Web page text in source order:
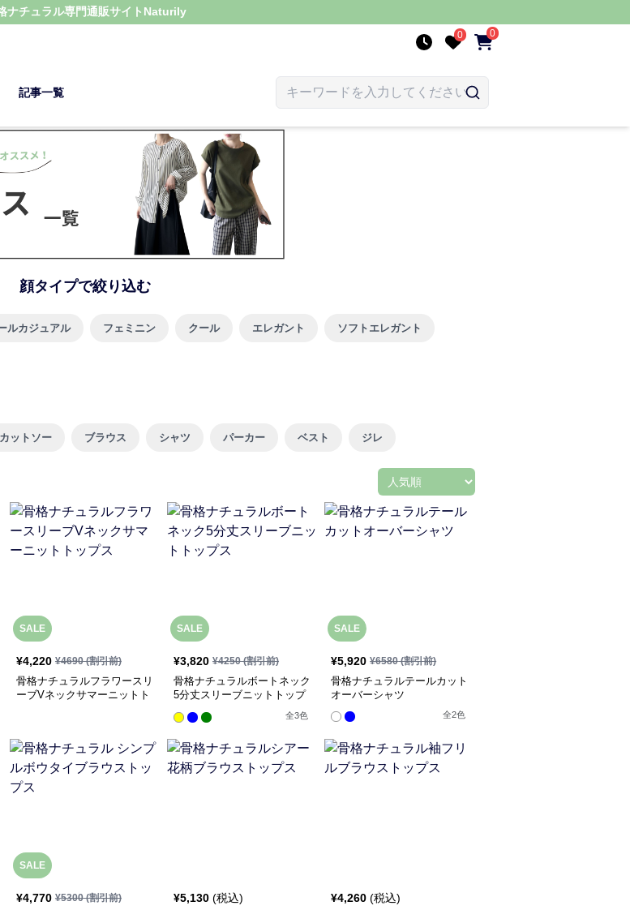
ナチュラル専門通販サイト Naturily
0 0
記事一覧
顔タイプで絞り込む
ルカジュアル フェミニン クール エレガント ソフトエレガント
ットソー ブラウス シャツ パーカー ベスト ジレ
SALE
¥4,220 ¥4690(割引前)
骨格ナチュラルフラワースリ
ーブVネックサマーニットト
SALE
¥3,820 ¥4250(割引前)
骨格ナチュラルボートネック
5分丈スリーブニットトップ
全3色
SALE
¥5,920 ¥6580(割引前)
骨格ナチュラルテールカット
オーバーシャツ
全2色
SALE
¥4,770 ¥5300(割引前) ¥5,130 (税込) ¥4,260 (税込)